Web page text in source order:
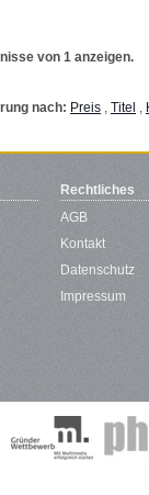
von 1 anzeigen.
nach: Preis , Titel ,
Rechtliches
AGB
Kontakt
Datenschutz
Impressum